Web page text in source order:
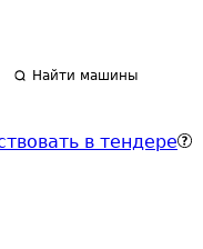
Найти машины
в тендере